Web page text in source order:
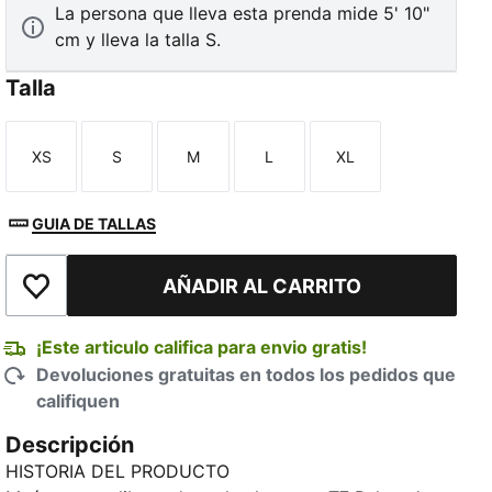
La persona que lleva esta prenda mide 5' 10"
cm y lleva la talla S.
Talla
Talla
XS
Talla
S
Talla
M
Talla
L
Talla
XL
GUIA DE TALLAS
Añadir a la lista de deseosAÑADIR AL CARRITO
¡Este articulo califica para envio gratis!
Devoluciones gratuitas en todos los pedidos que
califiquen
Descripción
HISTORIA DEL PRODUCTO